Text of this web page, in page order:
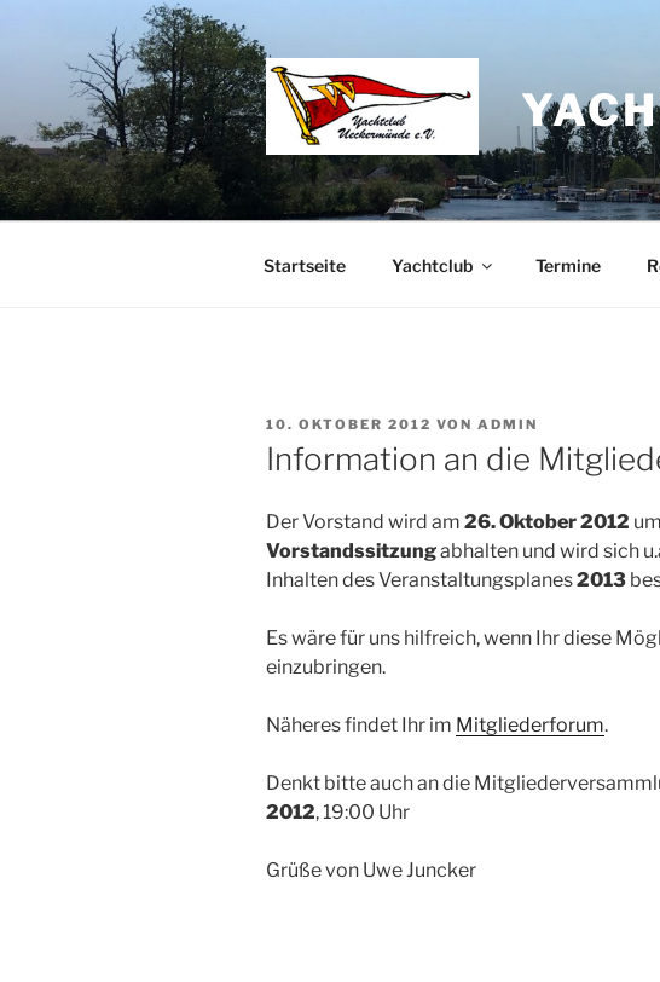
springen
Startseite Yachtclub Termine
VERÖFFENTLICHT
AM
10. OKTOBER 2012 VON ADMIN
Information an die
Der Vorstand wird am 26. Oktober 2012
Vorstandssitzungabhalten und wird sich
Inhalten des Veranstaltungsplanes2013
Es wäre für uns hilfreich, wenn Ihr diese
einzubringen.
Näheres findet Ihr im Mitgliederforum.
Denkt bitte auch an die
2012, 19:00 Uhr
Grüße von Uwe Juncker